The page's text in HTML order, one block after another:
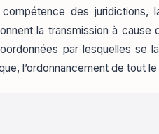
des juridictions,
la transmission à
par lesquelles se
l’ordonnancement de tout